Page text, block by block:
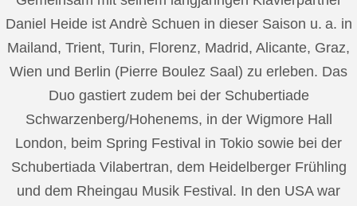
Daniel Heide ist Andrè Schuen in dieser Saison u. a. in
Mailand, Trient, Turin, Florenz, Madrid, Alicante, Graz,
Wien und Berlin (Pierre Boulez Saal) zu erleben. Das
Duo gastiert zudem bei der Schubertiade
Schwarzenberg/Hohenems, in der Wigmore Hall
London, beim Spring Festival in Tokio sowie bei der
Schubertiada Vilabertran, dem Heidelberger Frühling
und dem Rheingau Musik Festival. In den USA war